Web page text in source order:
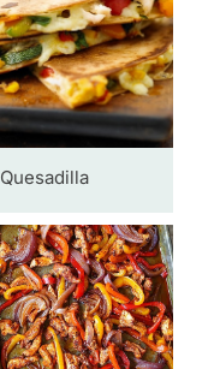
Quesadilla